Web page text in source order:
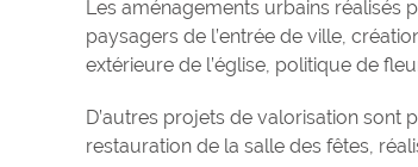
Les aménagements urbains réalisés
paysagers de l’entrée de ville,
extérieure de l’église, politique de
D’autres projets de valorisation sont
restauration de la salle des fêtes,